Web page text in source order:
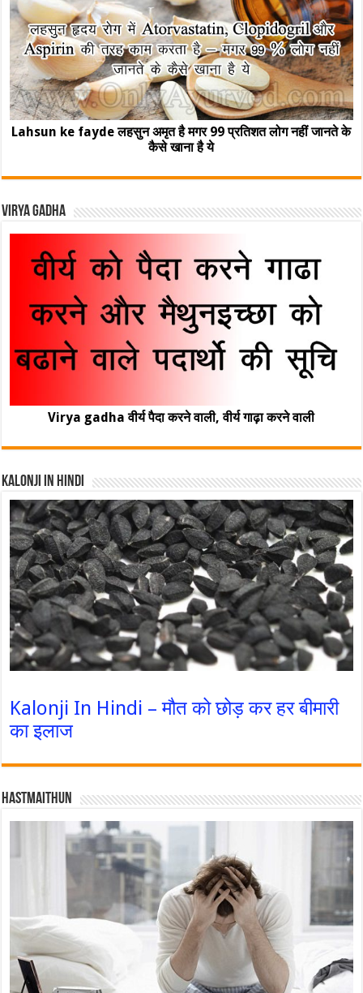
Lahsun ke fayde लहसुन अमृत है मगर 99 प्रतिशत लोग नहीं जानते के
कैसे खाना है ये
Virya Gadha
Virya gadha वीर्य पैदा करने वाली, वीर्य गाढ़ा करने वाली
Kalonji In Hindi
Kalonji In Hindi – मौत को छोड़ कर हर बीमारी
का इलाज
Hastmaithun